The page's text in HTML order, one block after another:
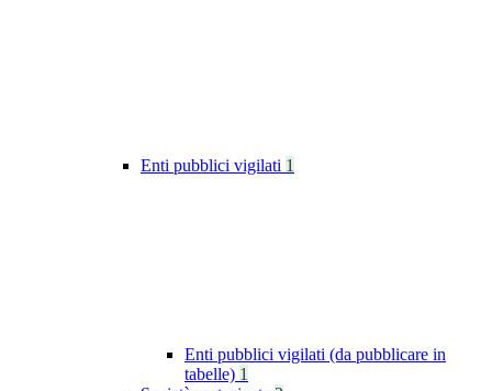
Enti pubblici vigilati 1
Enti pubblici vigilati (da pubblicare in
tabelle) 1